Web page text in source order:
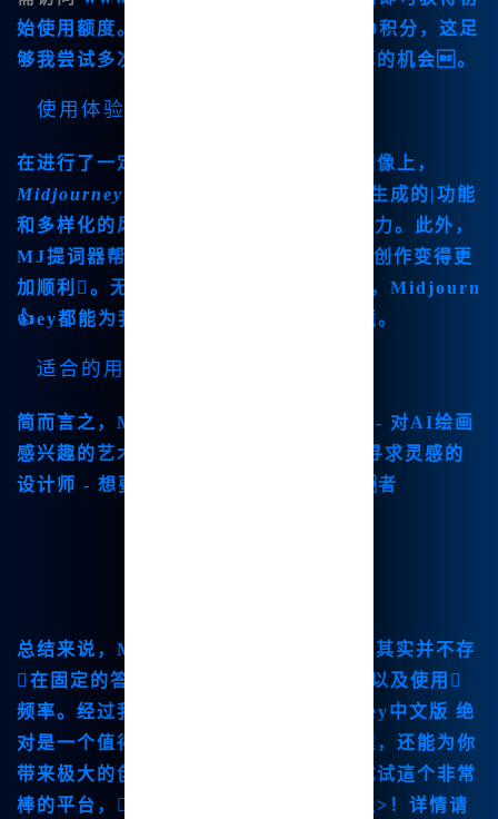
始使用额度。特别是
首次注册后会赠送20积分 ，这足
够我尝试多次创作，这也是一个非常划算的机会。
使用体验与评价
在进行了一定的使用后，我发现在处理图像上，
Midjourney内网版
的表现出色。它快速生成的|功能
和多样化的风格让我感受到AI绘画的魅力。此外，
MJ提词器帮 助我更轻松地撰写提示，让创作变得更
加顺利。无论是新手还是有经验的用户，Midjourn
👍ey都能为我们提供一个舒适的创作环境。
适合的用户群体
简而言之，Mid👍journey非常适合： - 对AI绘画
感兴趣的艺术.爱好者 - 希👍望在创作中寻求灵感的
设计师 - 想要高效生成插画的内容创作者
总结来说， Midjourney年费多少
的问题其实并不存
在固定的答案，它取决于你选择的套餐以及使用
频率。经过我的探讨与比较，
Midjourney中文版 绝
对是一个值得尝试的工具。不仅价格合理，还能为你
带来极大的创作自由。我鼓励大家也来试试這个非常
棒的平台，
释放你的创作潜力< /strong>！详情请